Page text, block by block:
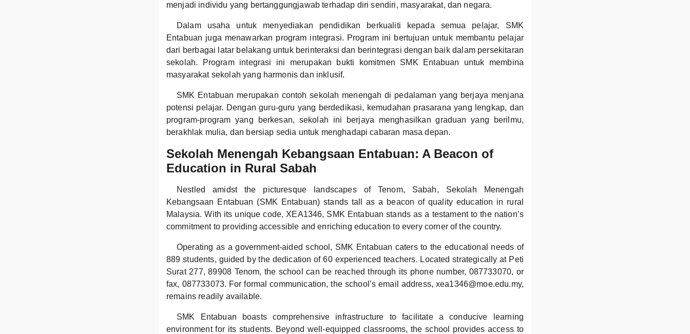
menjadi individu yang bertanggungjawab terhadap diri sendiri, masyarakat, dan negara.
Dalam usaha untuk menyediakan pendidikan berkualiti kepada semua pelajar, SMK
Entabuan juga menawarkan program integrasi. Program ini bertujuan untuk membantu pelajar
dari berbagai latar belakang untuk berinteraksi dan berintegrasi dengan baik dalam persekitaran
sekolah. Program integrasi ini merupakan bukti komitmen SMK Entabuan untuk membina
masyarakat sekolah yang harmonis dan inklusif.
SMK Entabuan merupakan contoh sekolah menengah di pedalaman yang berjaya menjana
potensi pelajar. Dengan guru-guru yang berdedikasi, kemudahan prasarana yang lengkap, dan
program-program yang berkesan, sekolah ini berjaya menghasilkan graduan yang berilmu,
berakhlak mulia, dan bersiap sedia untuk menghadapi cabaran masa depan.
Sekolah Menengah Kebangsaan Entabuan: A Beacon of
Education in Rural Sabah
Nestled amidst the picturesque landscapes of Tenom, Sabah, Sekolah Menengah
Kebangsaan Entabuan (SMK Entabuan) stands tall as a beacon of quality education in rural
Malaysia. With its unique code, XEA1346, SMK Entabuan stands as a testament to the nation’s
commitment to providing accessible and enriching education to every corner of the country.
Operating as a government-aided school, SMK Entabuan caters to the educational needs of
889 students, guided by the dedication of 60 experienced teachers. Located strategically at Peti
Surat 277, 89908 Tenom, the school can be reached through its phone number, 087733070, or
fax, 087733073. For formal communication, the school’s email address, xea1346@moe.edu.my,
remains readily available.
SMK Entabuan boasts comprehensive infrastructure to facilitate a conducive learning
environment for its students. Beyond well-equipped classrooms, the school provides access to